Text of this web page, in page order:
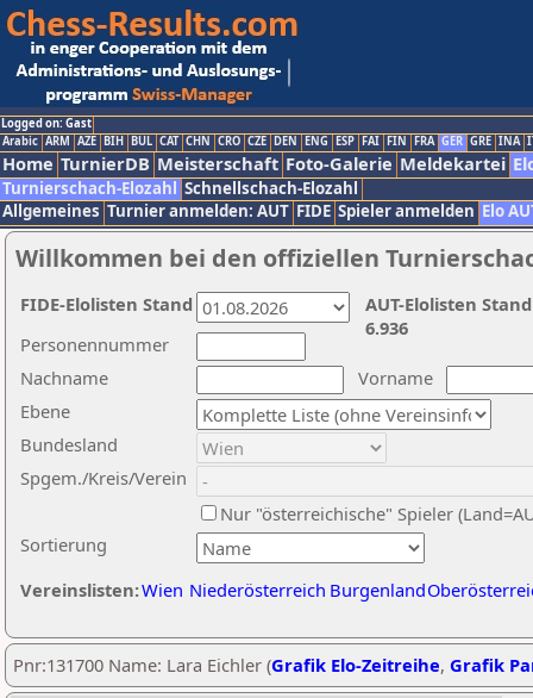
Logged on: Gast
Arabic ARM AZE BIH BUL CAT CHN CRO CZE DEN ENG ESP FAI FIN FRA GER GRE INA
Home TurnierDB Meisterschaft Foto-Galerie Meldekartei
Turnierschach-Elozahl Schnellschach-Elozahl
Allgemeines Turnier anmelden: AUT FIDE Spieler anmelden Elo
Willkommen bei den offiziellen
Nachname
Vorname
Ebene
Sortierung
Personennummer
Bundesland
Spgem./Kreis/Verein
Nur "österreichische" Spieler
Vereinslisten:Wien Niederösterreich Burgenland
AUT-Elolisten
6.936
FIDE-Elolisten Stand
Pnr:131700 Name: Lara Eichler (Grafik Elo-Zeitreihe, Grafik